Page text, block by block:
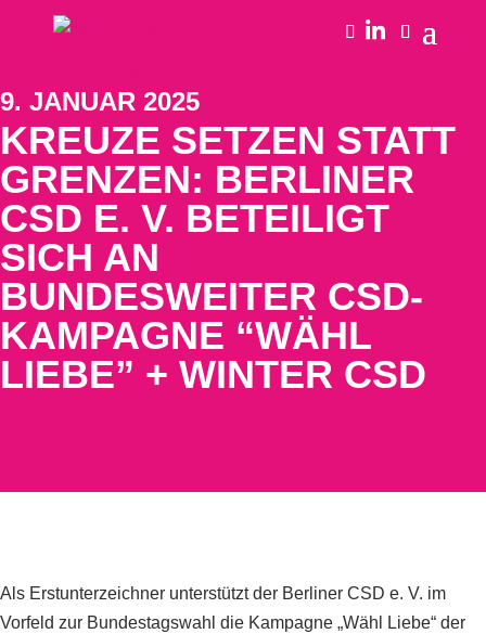
9. JANUAR 2025
KREUZE SETZEN STATT
GRENZEN: BERLINER
CSD E. V. BETEILIGT
SICH AN
BUNDESWEITER CSD-
KAMPAGNE “WÄHL
LIEBE” + WINTER CSD
Als Erstunterzeichner unterstützt der Berliner CSD e. V. im
Vorfeld zur Bundestagswahl die Kampagne „Wähl Liebe“ der